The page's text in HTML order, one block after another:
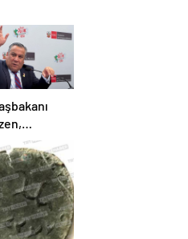
istifa